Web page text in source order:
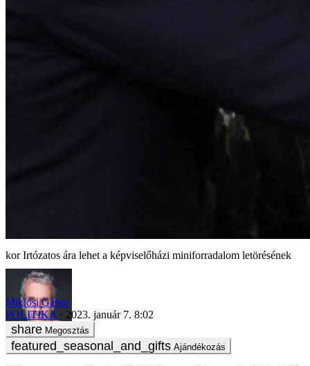
Irtózatos ára lehet a képviselőházi miniforradalom letörésének
Miklósi Gábor
POLITIKA
2023. január 7. 8:02
Megosztás
Ajándékozás